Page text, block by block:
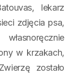
lekarz
zdjęcia psa,
w krzakach,
zostało